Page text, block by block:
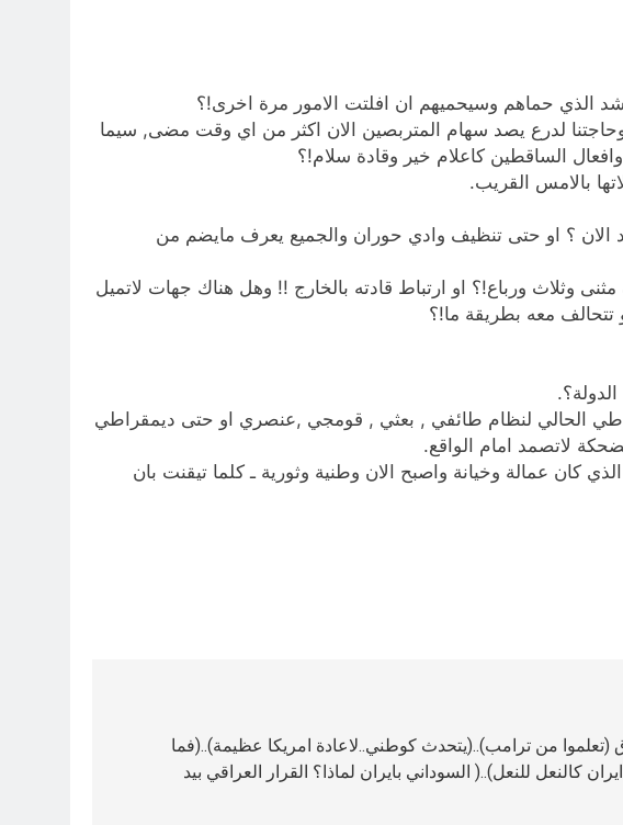
الذي حماهم وسيحميهم ان افلتت الامور مرة اخرى!؟
وحاجتنا لدرع يصد سهام المتربصين الان اكثر من اي وقت مضى, سيما
الساقطين كاعلام خير وقادة سلام!؟
بالامس القريب.
الان ؟ او حتى تنظيف وادي حوران والجميع يعرف مايضم من
وثلاث ورباع!؟ او ارتباط قادته بالخارج !! وهل هناك جهات لاتميل
تتحالف معه بطريقة ما!؟
الحالي لنظام طائفي , بعثي , قومجي ,عنصري او حتى ديمقراطي
لاتصمد امام الواقع.
كان عمالة وخيانة واصبح الان وطنية وثورية ـ كلما تيقنت بان
(تعلموا من ترامب)..(يتحدث كوطني..لاعادة امريكا عظيمة)..(فما
كالنعل للنعل)..( السوداني بايران لماذا؟ القرار العراقي بيد